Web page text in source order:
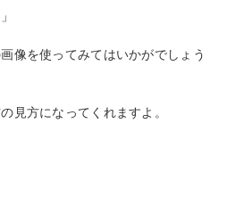
像を使ってみてはいかがでしょう
見方になってくれますよ。